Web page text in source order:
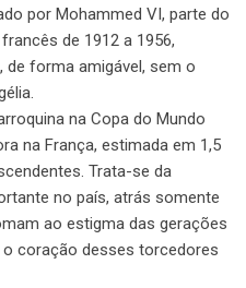
por Mohammed VI, parte do
de 1912 a 1956,
de forma amigável, sem o
na Copa do Mundo
na França, estimada em 1,5
Trata-se da
no país, atrás somente
ao estigma das gerações
coração desses torcedores